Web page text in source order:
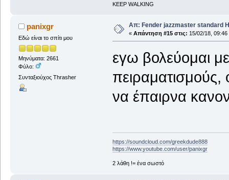
KEEP WALKING
panixgr
Εδώ είναι το σπίτι μου
Μηνύματα: 2661
Φύλο:
Συνταξιούχος Thrasher
Απ: Fender jazzmaster standard
« Απάντηση #15 στις: 15/02/18, 09:46
εγω βολεύομαι
να έπαιρνα
https://soundcloud.com/greekdude888
https://www.youtube.com/user/panixgr
2 λάθη != ένα σωστό